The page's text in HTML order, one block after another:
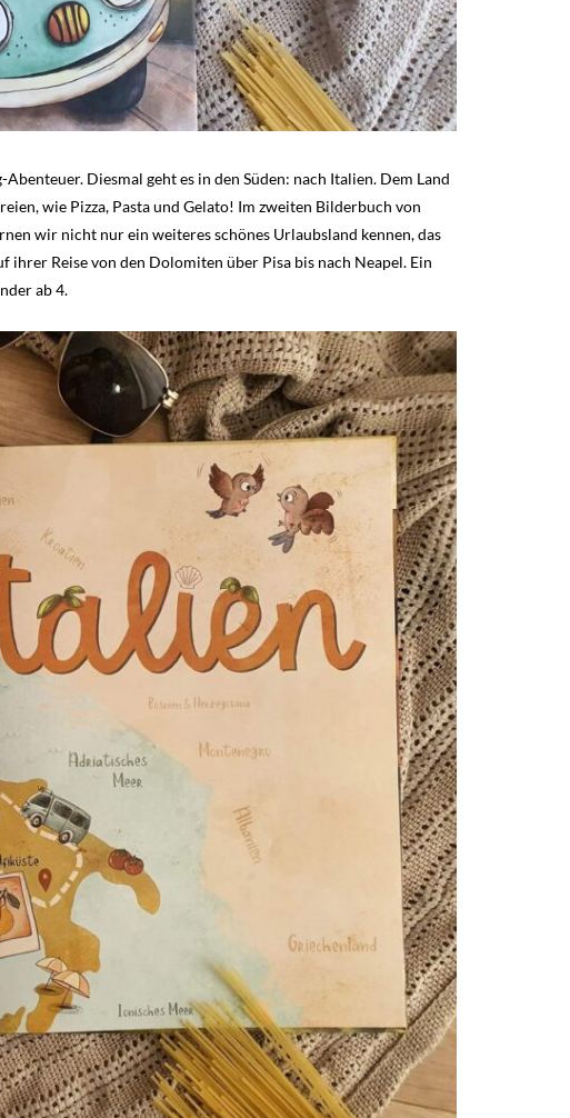
Diesmal geht es in den Süden: nach Italien. Dem Land
wie Pizza, Pasta und Gelato! Im zweiten Bilderbuch von
wir nicht nur ein weiteres schönes Urlaubsland kennen, das
Reise von den Dolomiten über Pisa bis nach Neapel. Ein
ab 4.